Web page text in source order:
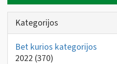
Kategorijos
Bet kurios kategorijos
2022 (370)